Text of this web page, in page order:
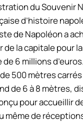
du Souvenir
d’histoire
de Napoléon a
la capitale pour
6 millions
500 mètres carrés
de 6 à 8 mètres,
pour accueillir
même de